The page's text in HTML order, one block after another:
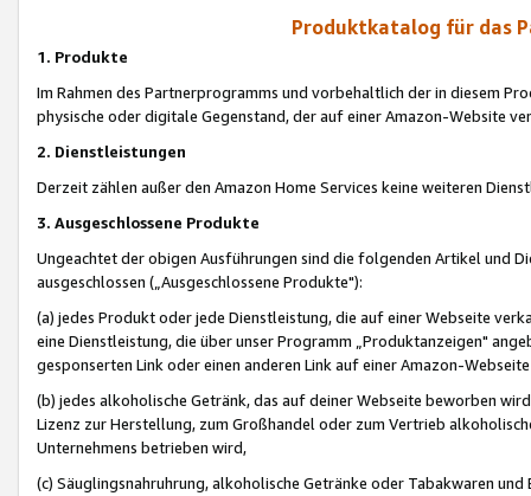
Produktkatalog für das
1. Produkte
Im Rahmen des Partnerprogramms und vorbehaltlich der in diesem
physische oder digitale Gegenstand, der auf einer Amazon-Website
2. Dienstleistungen
Derzeit zählen außer den Amazon Home Services keine weiteren
3. Ausgeschlossene Produkte
Ungeachtet der obigen Ausführungen sind die folgenden Artikel und
ausgeschlossen („Ausgeschlossene Produkte"):
(a) jedes Produkt oder jede Dienstleistung, die auf einer Webseite
eine Dienstleistung, die über unser Programm „Produktanzeigen"
gesponserten Link oder einen anderen Link auf einer Amazon-
(b) jedes alkoholische Getränk, das auf deiner Webseite beworben
Lizenz zur Herstellung, zum Großhandel oder zum Vertrieb
Unternehmens betrieben wird,
(c) Säuglingsnahruhrung, alkoholische Getränke oder Tabakwaren